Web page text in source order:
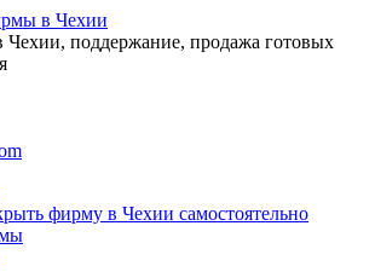
поддержание, продажа готовых
фирму в Чехии самостоятельно